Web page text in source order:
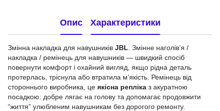
Опис Характеристики
Змінна накладка для навушників JBL . Змінне наголів’я /
накладка / ремінець для навушників — швидкий спосіб
повернути комфорт і охайний вигляд, якщо рідна деталь
протерлась, тріснула або втратила м’якість. Ремінець від
стороннього виробника, це якісна репліка з акуратною
посадкою: добре лягає на голову та допомагає продовжити
“життя” улюбленим навушникам без дорогого ремонту.